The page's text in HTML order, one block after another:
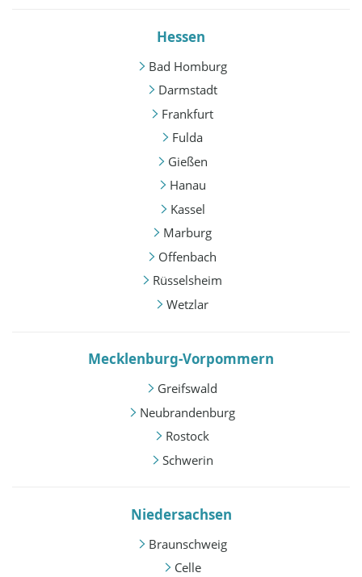
Hessen
Bad Homburg
Darmstadt
Frankfurt
Fulda
Gießen
Hanau
Kassel
Marburg
Offenbach
Rüsselsheim
Wetzlar
Mecklenburg-Vorpommern
Greifswald
Neubrandenburg
Rostock
Schwerin
Niedersachsen
Braunschweig
Celle